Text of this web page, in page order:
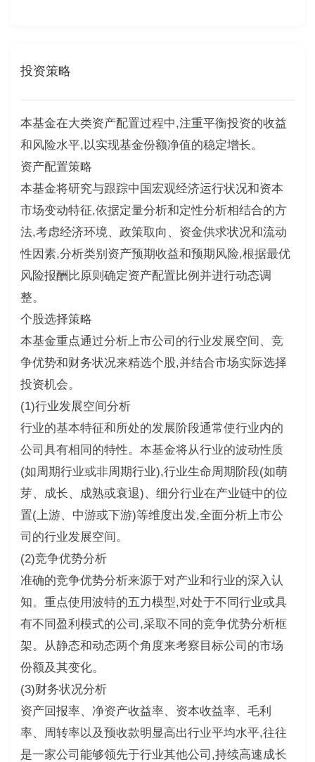
投资策略
本基金在大类资产配置过程中,注重平衡投资的收益
和风险水平,以实现基金份额净值的稳定增长。
资产配置策略
本基金将研究与跟踪中国宏观经济运行状况和资本
市场变动特征,依据定量分析和定性分析相结合的方
法,考虑经济环境、政策取向、资金供求状况和流动
性因素,分析类别资产预期收益和预期风险,根据最优
风险报酬比原则确定资产配置比例并进行动态调
整。
个股选择策略
本基金重点通过分析上市公司的行业发展空间、竞
争优势和财务状况来精选个股,并结合市场实际选择
投资机会。
(1)行业发展空间分析
行业的基本特征和所处的发展阶段通常使行业内的
公司具有相同的特性。本基金将从行业的波动性质
(如周期行业或非周期行业),行业生命周期阶段(如萌
芽、成长、成熟或衰退)、细分行业在产业链中的位
置(上游、中游或下游)等维度出发,全面分析上市公
司的行业发展空间。
(2)竞争优势分析
准确的竞争优势分析来源于对产业和行业的深入认
知。重点使用波特的五力模型,对处于不同行业或具
有不同盈利模式的公司,采取不同的竞争优势分析框
架。从静态和动态两个角度来考察目标公司的市场
份额及其变化。
(3)财务状况分析
资产回报率、净资产收益率、资本收益率、毛利
率、周转率以及预收款明显高出行业平均水平,往往
是一家公司能够领先于行业其他公司,持续高速成长